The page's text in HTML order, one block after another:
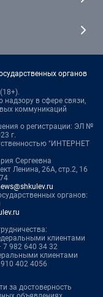
органов
в сфере связи,
коммуникаций
о регистрации: ЭЛ №
г.
"ИНТЕРНЕТ
Сергеевна
Ленина, 26А, стр.2, 16
органов:
клиентами
7 982 640 34 32
клиентами
402 4056
за достоверность